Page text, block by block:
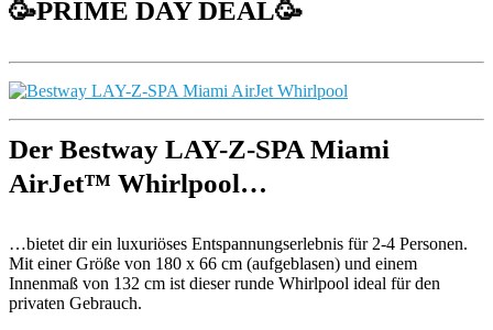
🥳PRIME DAY DEAL🥳
Der Bestway LAY-Z-SPA Miami
AirJet™ Whirlpool…
…bietet dir ein luxuriöses Entspannungserlebnis für 2-4 Personen.
Mit einer Größe von 180 x 66 cm (aufgeblasen) und einem
Innenmaß von 132 cm ist dieser runde Whirlpool ideal für den
privaten Gebrauch.